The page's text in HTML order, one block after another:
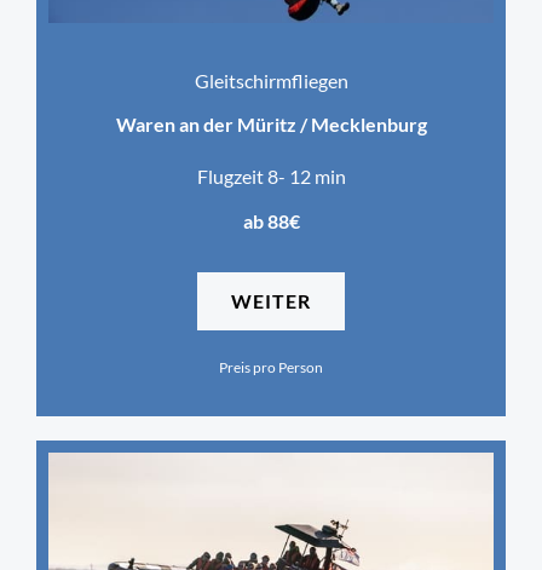
Gleitschirmfliegen
Waren an der Müritz / Mecklenburg
Flugzeit 8- 12 min
ab 88€
WEITER
Preis pro Person